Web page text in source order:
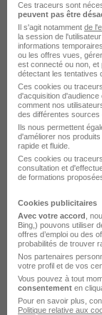
Employe
Crit
Louvroil - 59
Cette offre
Employe
Crit
Louvroil - 59
Cette offre
Ces traceurs sont
peuvent pas être
Il s'agit notamment de
la session de
informations
ou les offres vues,
est connecté ou non, et
détectant les tentatives
Ces cookies ou
d'acquisition
comment nos
des différentes sources
Ils nous permettent
d'améliorer nos
rapide et fluide.
Ces cookies ou
consultation et
de formations
Cookies publicitaires
Avec votre accord ,
Bing,) pouvons utiliser
offres d’emploi ou des
probabilités de trouver
Nos partenaires
votre profil et de vos
Vous pouvez à tout
consentement en
Pour en savoir plus,
Politique relative aux